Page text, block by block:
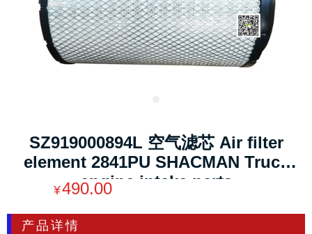
SZ919000894L 空气滤芯 Air filter
element 2841PU SHACMAN Truck
engine intake parts
¥490.00
产品详情